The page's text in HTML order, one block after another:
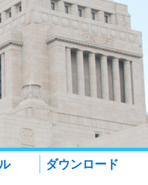
ダウンロード